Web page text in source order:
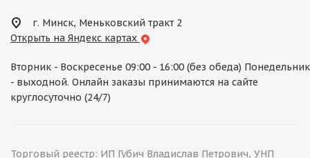
г. Минск, Меньковский тракт 2
Открыть на Яндекс картах
Вторник - Воскресенье 09:00 - 16:00 (без обеда) Понедельник
- выходной. Онлайн заказы принимаются на сайте
круглосуточно (24/7)
Торговый реестр: ИП Губич Владислав Петрович, УНП